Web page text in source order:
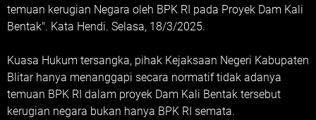
temuan kerugian Negara oleh BPK RI pada Proyek Dam Kali
Bentak". Kata Hendi. Selasa, 18/3/2025.
Kuasa Hukum tersangka, pihak Kejaksaan Negeri Kabupaten
Blitar hanya menanggapi secara normatif tidak adanya
temuan BPK RI dalam proyek Dam Kali Bentak tersebut
kerugian negara bukan hanya BPK RI semata.